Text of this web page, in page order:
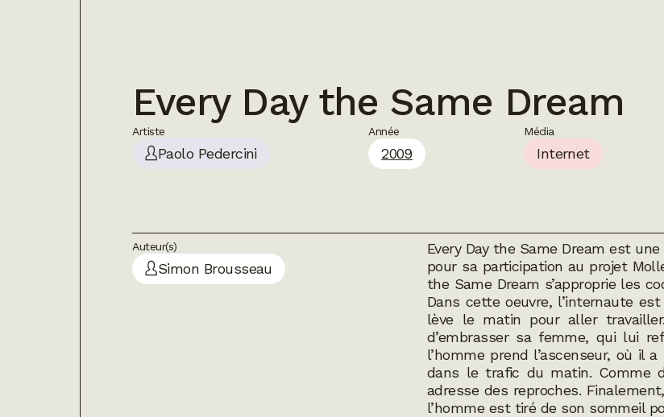
Every Day the Same Dream
Artiste
Paolo Pedercini
Année
2009
Média
Internet
Auteur(s)
Simon Brousseau
Every Day the Same Dream est une
pour sa participation au projet
the Same Dream s’approprie les
Dans cette oeuvre, l’internaute
lève le matin pour aller
d’embrasser sa femme, qui lui
l’homme prend l’ascenseur, où il
dans le trafic du matin. Comme
adresse des reproches.
l’homme est tiré de son sommeil